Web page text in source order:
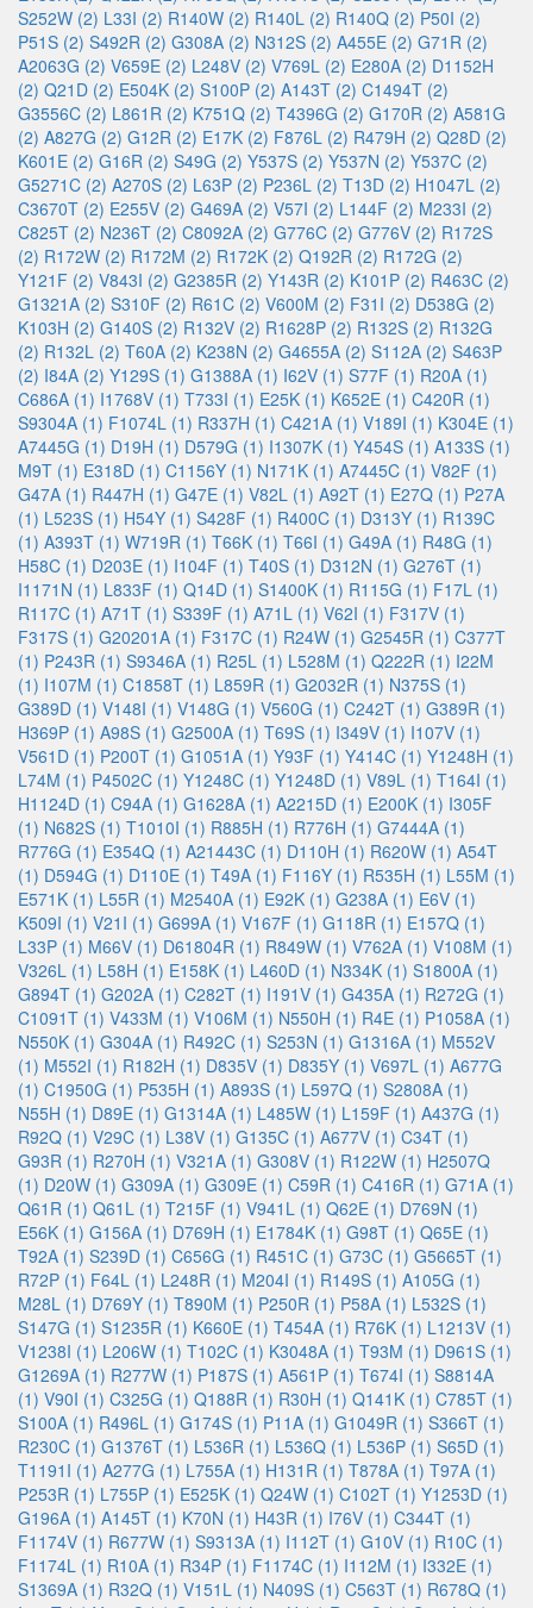
S252W (2) L33I (2) R140W (2) R140L (2) R140Q (2) P50I (2)
P51S (2) S492R (2) G308A (2) N312S (2) A455E (2) G71R (2)
A2063G (2) V659E (2) L248V (2) V769L (2) E280A (2) D1152H
(2) Q21D (2) E504K (2) S100P (2) A143T (2) C1494T (2)
G3556C (2) L861R (2) K751Q (2) T4396G (2) G170R (2) A581G
(2) A827G (2) G12R (2) E17K (2) F876L (2) R479H (2) Q28D (2)
K601E (2) G16R (2) S49G (2) Y537S (2) Y537N (2) Y537C (2)
G5271C (2) A270S (2) L63P (2) P236L (2) T13D (2) H1047L (2)
C3670T (2) E255V (2) G469A (2) V57I (2) L144F (2) M233I (2)
C825T (2) N236T (2) C8092A (2) G776C (2) G776V (2) R172S
(2) R172W (2) R172M (2) R172K (2) Q192R (2) R172G (2)
Y121F (2) V843I (2) G2385R (2) Y143R (2) K101P (2) R463C (2)
G1321A (2) S310F (2) R61C (2) V600M (2) F31I (2) D538G (2)
K103H (2) G140S (2) R132V (2) R1628P (2) R132S (2) R132G
(2) R132L (2) T60A (2) K238N (2) G4655A (2) S112A (2) S463P
(2) I84A (2) Y129S (1) G1388A (1) I62V (1) S77F (1) R20A (1)
C686A (1) I1768V (1) T733I (1) E25K (1) K652E (1) C420R (1)
S9304A (1) F1074L (1) R337H (1) C421A (1) V189I (1) K304E (1)
A7445G (1) D19H (1) D579G (1) I1307K (1) Y454S (1) A133S (1)
M9T (1) E318D (1) C1156Y (1) N171K (1) A7445C (1) V82F (1)
G47A (1) R447H (1) G47E (1) V82L (1) A92T (1) E27Q (1) P27A
(1) L523S (1) H54Y (1) S428F (1) R400C (1) D313Y (1) R139C
(1) A393T (1) W719R (1) T66K (1) T66I (1) G49A (1) R48G (1)
H58C (1) D203E (1) I104F (1) T40S (1) D312N (1) G276T (1)
I1171N (1) L833F (1) Q14D (1) S1400K (1) R115G (1) F17L (1)
R117C (1) A71T (1) S339F (1) A71L (1) V62I (1) F317V (1)
F317S (1) G20201A (1) F317C (1) R24W (1) G2545R (1) C377T
(1) P243R (1) S9346A (1) R25L (1) L528M (1) Q222R (1) I22M
(1) I107M (1) C1858T (1) L859R (1) G2032R (1) N375S (1)
G389D (1) V148I (1) V148G (1) V560G (1) C242T (1) G389R (1)
H369P (1) A98S (1) G2500A (1) T69S (1) I349V (1) I107V (1)
V561D (1) P200T (1) G1051A (1) Y93F (1) Y414C (1) Y1248H (1)
L74M (1) P4502C (1) Y1248C (1) Y1248D (1) V89L (1) T164I (1)
H1124D (1) C94A (1) G1628A (1) A2215D (1) E200K (1) I305F
(1) N682S (1) T1010I (1) R885H (1) R776H (1) G7444A (1)
R776G (1) E354Q (1) A21443C (1) D110H (1) R620W (1) A54T
(1) D594G (1) D110E (1) T49A (1) F116Y (1) R535H (1) L55M (1)
E571K (1) L55R (1) M2540A (1) E92K (1) G238A (1) E6V (1)
K509I (1) V21I (1) G699A (1) V167F (1) G118R (1) E157Q (1)
L33P (1) M66V (1) D61804R (1) R849W (1) V762A (1) V108M (1)
V326L (1) L58H (1) E158K (1) L460D (1) N334K (1) S1800A (1)
G894T (1) G202A (1) C282T (1) I191V (1) G435A (1) R272G (1)
C1091T (1) V433M (1) V106M (1) N550H (1) R4E (1) P1058A (1)
N550K (1) G304A (1) R492C (1) S253N (1) G1316A (1) M552V
(1) M552I (1) R182H (1) D835V (1) D835Y (1) V697L (1) A677G
(1) C1950G (1) P535H (1) A893S (1) L597Q (1) S2808A (1)
N55H (1) D89E (1) G1314A (1) L485W (1) L159F (1) A437G (1)
R92Q (1) V29C (1) L38V (1) G135C (1) A677V (1) C34T (1)
G93R (1) R270H (1) V321A (1) G308V (1) R122W (1) H2507Q
(1) D20W (1) G309A (1) G309E (1) C59R (1) C416R (1) G71A (1)
Q61R (1) Q61L (1) T215F (1) V941L (1) Q62E (1) D769N (1)
E56K (1) G156A (1) D769H (1) E1784K (1) G98T (1) Q65E (1)
T92A (1) S239D (1) C656G (1) R451C (1) G73C (1) G5665T (1)
R72P (1) F64L (1) L248R (1) M204I (1) R149S (1) A105G (1)
M28L (1) D769Y (1) T890M (1) P250R (1) P58A (1) L532S (1)
S147G (1) S1235R (1) K660E (1) T454A (1) R76K (1) L1213V (1)
V1238I (1) L206W (1) T102C (1) K3048A (1) T93M (1) D961S (1)
G1269A (1) R277W (1) P187S (1) A561P (1) T674I (1) S8814A
(1) V90I (1) C325G (1) Q188R (1) R30H (1) Q141K (1) C785T (1)
S100A (1) R496L (1) G174S (1) P11A (1) G1049R (1) S366T (1)
R230C (1) G1376T (1) L536R (1) L536Q (1) L536P (1) S65D (1)
T1191I (1) A277G (1) L755A (1) H131R (1) T878A (1) T97A (1)
P253R (1) L755P (1) E525K (1) Q24W (1) C102T (1) Y1253D (1)
G196A (1) A145T (1) K70N (1) H43R (1) I76V (1) C344T (1)
F1174V (1) R677W (1) S9313A (1) I112T (1) G10V (1) R10C (1)
F1174L (1) R10A (1) R34P (1) F1174C (1) I112M (1) I332E (1)
S1369A (1) R32Q (1) V151L (1) N409S (1) C563T (1) R678Q (1)